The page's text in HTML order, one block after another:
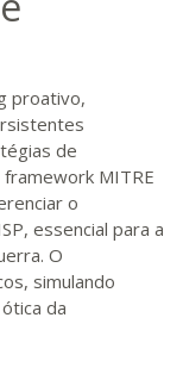
proativo,
de
MITRE
o
essencial para a
O
simulando
da